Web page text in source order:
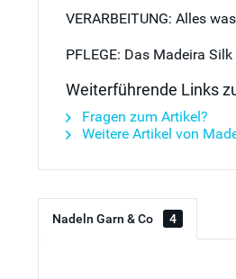
VERARBEITUNG: Alles
PFLEGE: Das Madeira
Weiterführende Links
Fragen zum Artikel?
Weitere Artikel von
Nadeln Garn & Co 4